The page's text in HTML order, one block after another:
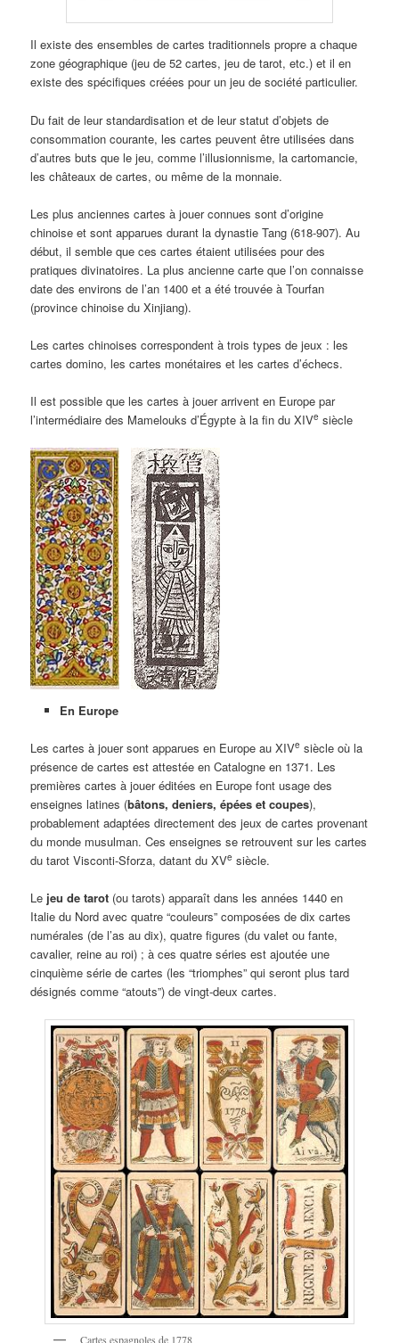
Il existe des ensembles de cartes traditionnels propre a chaque
zone géographique (jeu de 52 cartes, jeu de tarot, etc.) et il en
existe des spécifiques créées pour un jeu de société particulier.
Du fait de leur standardisation et de leur statut d’objets de
consommation courante, les cartes peuvent être utilisées dans
d’autres buts que le jeu, comme l’illusionnisme, la cartomancie,
les châteaux de cartes, ou même de la monnaie.
Les plus anciennes cartes à jouer connues sont d’origine
chinoise et sont apparues durant la dynastie Tang (618-907). Au
début, il semble que ces cartes étaient utilisées pour des
pratiques divinatoires. La plus ancienne carte que l’on connaisse
date des environs de l’an 1400 et a été trouvée à Tourfan
(province chinoise du Xinjiang).
Les cartes chinoises correspondent à trois types de jeux : les
cartes domino, les cartes monétaires et les cartes d’échecs.
Il est possible que les cartes à jouer arrivent en Europe par
l’intermédiaire des Mamelouks d’Égypte à la fin du XIVe siècle
En Europe
Les cartes à jouer sont apparues en Europe au XIVe siècle où la
présence de cartes est attestée en Catalogne en 1371. Les
premières cartes à jouer éditées en Europe font usage des
enseignes latines (bâtons, deniers, épées et coupes),
probablement adaptées directement des jeux de cartes provenant
du monde musulman. Ces enseignes se retrouvent sur les cartes
du tarot Visconti-Sforza, datant du XVe siècle.
Le jeu de tarot (ou tarots) apparaît dans les années 1440 en
Italie du Nord avec quatre “couleurs” composées de dix cartes
numérales (de l’as au dix), quatre figures (du valet ou fante,
cavalier, reine au roi) ; à ces quatre séries est ajoutée une
cinquième série de cartes (les “triomphes” qui seront plus tard
désignés comme “atouts”) de vingt-deux cartes.
Cartes espagnoles de 1778